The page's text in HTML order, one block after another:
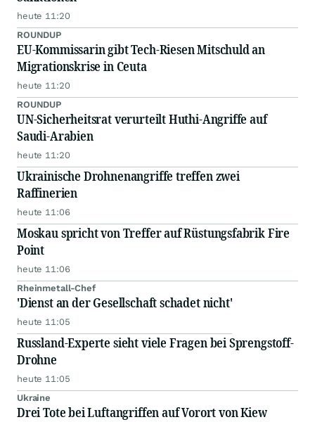
heute 11:20
ROUNDUP
EU-Kommissarin gibt Tech-Riesen Mitschuld an
Migrationskrise in Ceuta
heute 11:20
ROUNDUP
UN-Sicherheitsrat verurteilt Huthi-Angriffe auf
Saudi-Arabien
heute 11:20
Ukrainische Drohnenangriffe treffen zwei
Raffinerien
heute 11:06
Moskau spricht von Treffer auf Rüstungsfabrik Fire
Point
heute 11:06
Rheinmetall-Chef
'Dienst an der Gesellschaft schadet nicht'
heute 11:05
Russland-Experte sieht viele Fragen bei Sprengstoff-
Drohne
heute 11:05
Ukraine
Drei Tote bei Luftangriffen auf Vorort von Kiew